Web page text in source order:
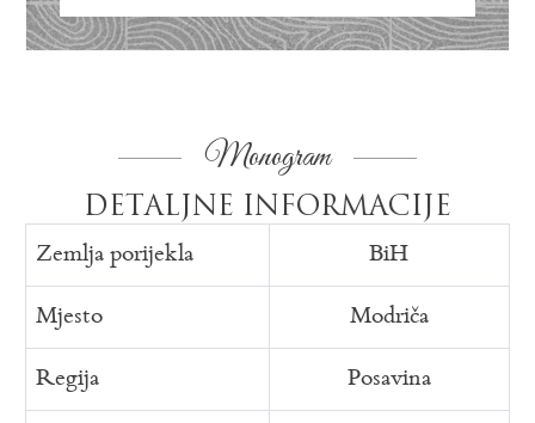
Monogram
DETALJNE INFORMACIJE
Zemlja porijekla BiH
Mjesto Modriča
Regija Posavina